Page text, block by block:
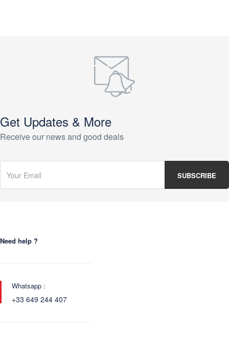
Get Updates & More
Receive our news and good deals
Need help ?
Whatsapp :
+33 649 244 407